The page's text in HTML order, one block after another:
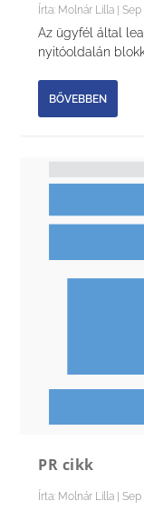
Írta: Molnár Lilla |Sep
Az ügyfél által
nyitóoldalán
BŐVEBBEN
PR cikk
Írta: Molnár Lilla |Sep